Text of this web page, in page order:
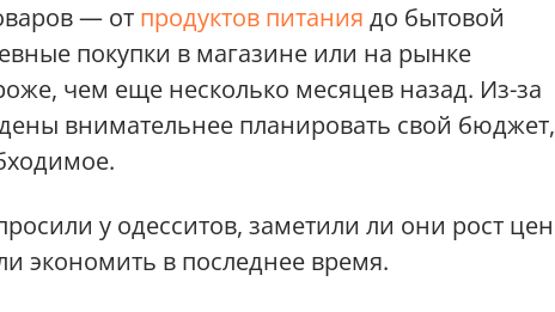
— от продуктов питания до бытовой
покупки в магазине или на рынке
чем еще несколько месяцев назад. Из-за
внимательнее планировать свой бюджет,
у одесситов, заметили ли они рост цен
экономить в последнее время.